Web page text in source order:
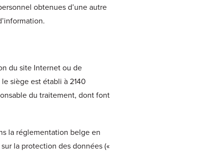
obtenues d’une autre
du site Internet ou de
siège est établi à 2140
du traitement, dont font
la réglementation belge en
la protection des données («